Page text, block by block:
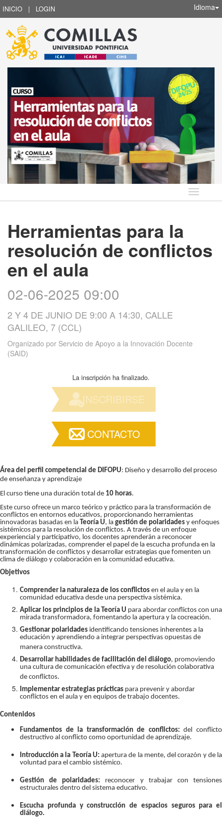
INICIO | LOGIN Idioma
Idioma
Herramientas para la
resolución de conflictos
en el aula
02-06-2025 09:00
2 Y 4 DE JUNIO DE 9:00 A 14:30, CALLE
GALILEO, 7 (CCL)
Organizado por Servicio de Apoyo a la Innovación Docente
(SAID)
La inscripción ha finalizado.
INSCRIBIRSE
CONTACTO
Área del perfil competencial de DIFOPU: Diseño y desarrollo del proceso
de enseñanza y aprendizaje
El curso tiene una duración total de 10 horas.
Este curso ofrece un marco teórico y práctico para la transformación de
conflictos en entornos educativos, proporcionando herramientas
innovadoras basadas en la Teoría U, la gestión de polaridades y enfoques
sistémicos para la resolución de conflictos. A través de un enfoque
experiencial y participativo, los docentes aprenderán a reconocer
dinámicas polarizadas, comprender el papel de la escucha profunda en la
transformación de conflictos y desarrollar estrategias que fomenten un
clima de diálogo y colaboración en la comunidad educativa.
Objetivos
Comprender la naturaleza de los conflictos en el aula y en la
comunidad educativa desde una perspectiva sistémica.
Aplicar los principios de la Teoría U para abordar conflictos con una
mirada transformadora, fomentando la apertura y la cocreación.
Gestionar polaridades identificando tensiones inherentes a la
educación y aprendiendo a integrar perspectivas opuestas de
manera constructiva.
Desarrollar habilidades de facilitación del diálogo, promoviendo
una cultura de comunicación efectiva y de resolución colaborativa
de conflictos.
Implementar estrategias prácticas para prevenir y abordar
conflictos en el aula y en equipos de trabajo docentes.
Contenidos
Fundamentos de la transformación de conflictos: del conflicto
destructivo al conflicto como oportunidad de aprendizaje.
Introducción a la Teoría U: apertura de la mente, del corazón y de la
voluntad para el cambio sistémico.
Gestión de polaridades: reconocer y trabajar con tensiones
estructurales dentro del sistema educativo.
Escucha profunda y construcción de espacios seguros para el
diálogo.